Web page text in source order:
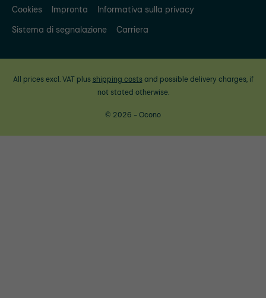
Cookies Impronta
Informativa sulla privacy
Sistema di segnalazione
Carriera
All prices excl. VAT plus shipping costsand possible delivery charges, if
not stated otherwise.
© 2026 - Ocono